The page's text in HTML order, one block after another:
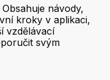
návody,
kroky v aplikaci,
vzdělávací
svým